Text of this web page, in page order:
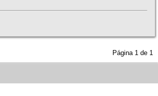
Página 1 de 1